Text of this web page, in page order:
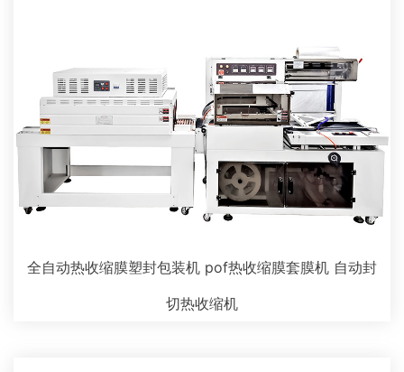
全自动热收缩膜塑封包装机 pof热收缩膜套膜机 自动封
切热收缩机